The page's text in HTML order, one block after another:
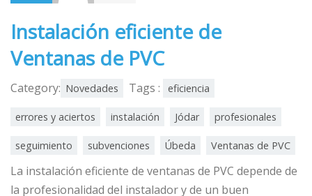
Instalación eficiente de
Ventanas de PVC
Category: Novedades Tags : eficiencia
errores y aciertos instalación Jódar profesionales
seguimiento subvenciones Úbeda Ventanas de PVC
La instalación eficiente de ventanas de PVC depende de
la profesionalidad del instalador y de un buen